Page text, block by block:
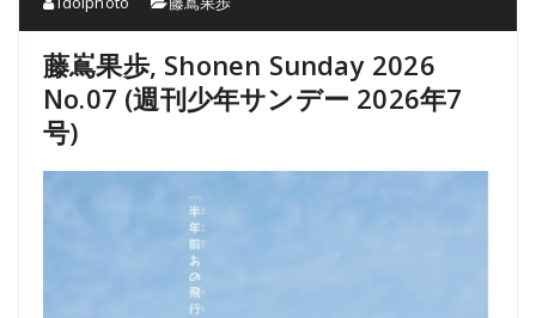
藤嶌果歩, Shonen Sunday 2026
No.07 (週刊少年サンデー 2026年7
号)